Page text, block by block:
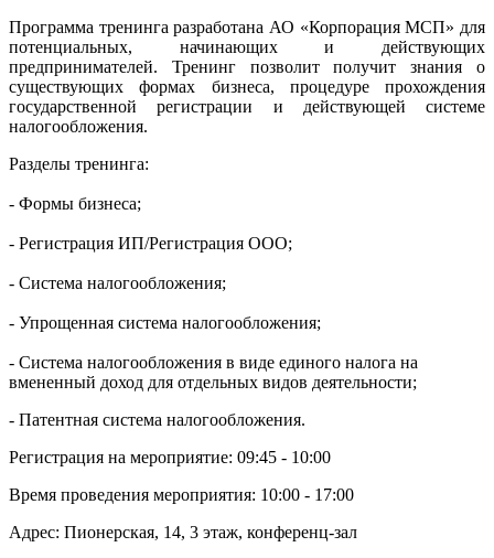
Программа тренинга разработана АО «Корпорация МСП» для
потенциальных, начинающих и действующих
предпринимателей. Тренинг позволит получит знания о
существующих формах бизнеса, процедуре прохождения
государственной регистрации и действующей системе
налогообложения.
Разделы тренинга:
- Формы бизнеса;
- Регистрация ИП/Регистрация ООО;
- Система налогообложения;
- Упрощенная система налогообложения;
- Система налогообложения в виде единого налога на
вмененный доход для отдельных видов деятельности;
- Патентная система налогообложения.
Регистрация на мероприятие: 09:45 - 10:00
Время проведения мероприятия: 10:00 - 17:00
Адрес: Пионерская, 14, 3 этаж, конференц-зал